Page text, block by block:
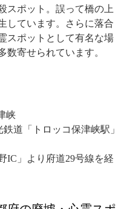
スポット。誤って橋の上
しています。さらに落合
スポットとして有名な場
数寄せられています。
峡
道「トロッコ保津峡駅」
IC」より府道29号線を経